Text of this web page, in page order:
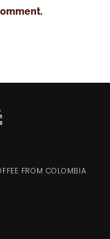
FROM COLOMBIA